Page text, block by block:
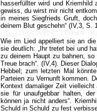
hasserfüllter wird und Kriemhild
gewiss, du wirst mir nicht
in meines Siegfrieds Gruft,
deinem Blut geschehn“ (IV,3, S.
Wie im Lied appelliert sie an
sie deutlich: „Ihr tretet bei und
zu deinem Haupt zu bahnen,
Treue brach“. (IV,4). Dieser
Hebbel; zum letzten Mal
Parteien zu Vernunft kommen.
Kontext damaliger Zeit
sie für unaufgebbar halten,
können ja nicht anders“.
Schuld in Schuld zu fest